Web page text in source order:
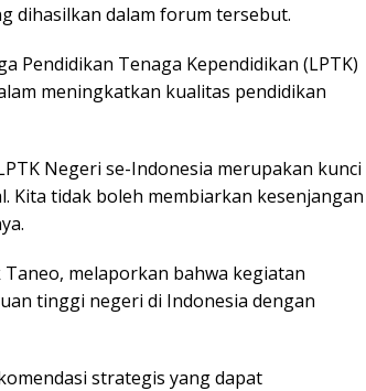
dihasilkan dalam forum tersebut.
Pendidikan Tenaga Kependidikan (LPTK)
meningkatkan kualitas pendidikan
Negeri se-Indonesia merupakan kunci
Kita tidak boleh membiarkan kesenjangan
melaporkan bahwa kegiatan
tinggi negeri di Indonesia dengan
strategis yang dapat